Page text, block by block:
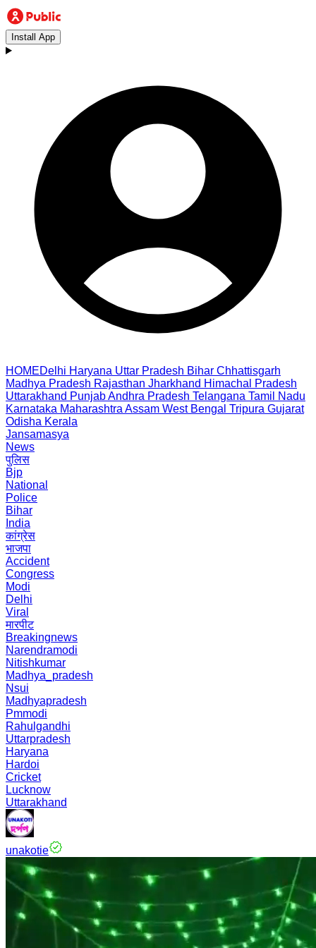
Install App
HOMEDelhi Haryana Uttar Pradesh Bihar Chhattisgarh
Madhya Pradesh Rajasthan Jharkhand Himachal Pradesh
Uttarakhand PunjabAndhra Pradesh Telangana Tamil Nadu
Karnataka Maharashtra Assam West Bengal Tripura Gujarat
Odisha Kerala
Jansamasya
News
पुलिस
Bjp
National
Police
Bihar
India
कांग्रेस
भाजपा
Accident
Congress
Modi
Delhi
Viral
मारपीट
Breakingnews
Narendramodi
Nitishkumar
Madhya_pradesh
Nsui
Madhyapradesh
Pmmodi
Rahulgandhi
Uttarpradesh
Haryana
Hardoi
Cricket
Lucknow
Uttarakhand
unakotie